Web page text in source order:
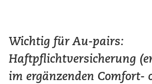
Wichtig für Au-pairs:
Haftpflichtversicherung
im ergänzenden Comfort-